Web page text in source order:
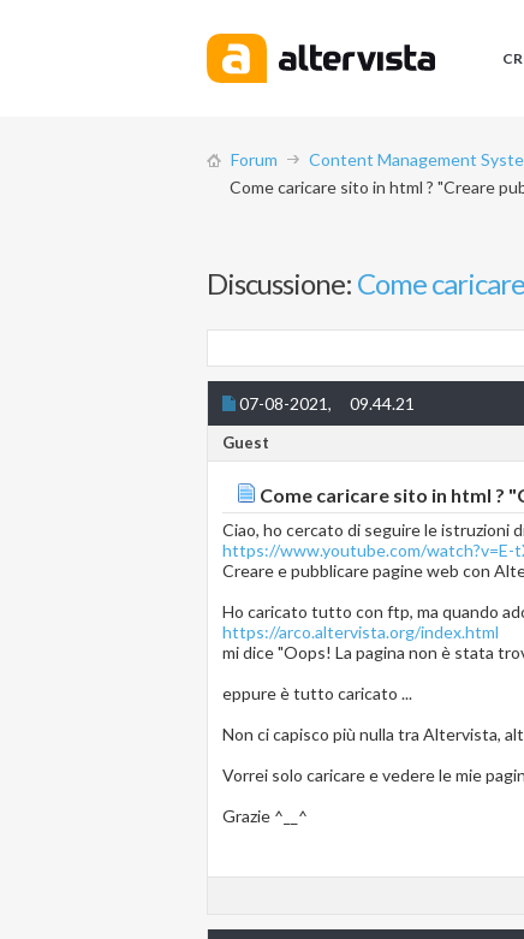
Forum Content Management
Come caricare sito in html ? "Creare
Discussione: Come
07-08-2021, 09.44.21
Guest
Come caricare sito in html ?
Ciao, ho cercato di seguire le istruzioni
https://www.youtube.com/watch?v=E-
Creare e pubblicare pagine web con
Ho caricato tutto con ftp, ma quando
https://arco.altervista.org/index.html
mi dice "Oops! La pagina non è stata
eppure è tutto caricato ...
Non ci capisco più nulla tra Altervista,
Vorrei solo caricare e vedere le mie
Grazie ^__^